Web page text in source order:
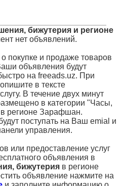
бижутерия и регионе
нет объявлений.
о покупке и продаже товаров
объявления будут
на freeads.uz. При
в тексте
В течение двух минут
в категории "Часы,
регионе Зарафшан.
поступать на Ваш emial и
управления.
или предоставление услуг
объявления в
бижутерия в регионе
объявление нажмите на